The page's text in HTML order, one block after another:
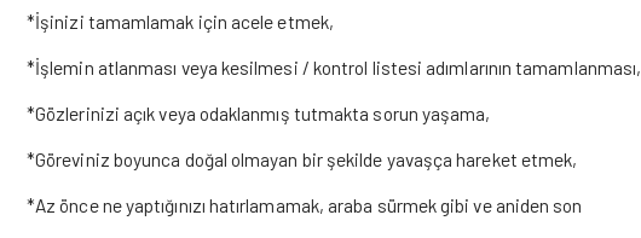
*İşinizi tamamlamak için acele etmek,
*İşlemin atlanması veya kesilmesi / kontrol listesi adımlarının tamamlanması,
*Gözlerinizi açık veya odaklanmış tutmakta sorun yaşama,
*Göreviniz boyunca doğal olmayan bir şekilde yavaşça hareket etmek,
*Az önce ne yaptığınızı hatırlamamak, araba sürmek gibi ve aniden son